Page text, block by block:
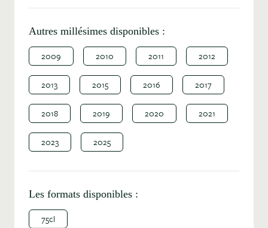
Autres millésimes disponibles :
2009 2010 2011 2012
2013 2015 2016 2017
2018 2019 2020 2021
2023 2025
Les formats disponibles :
75cl